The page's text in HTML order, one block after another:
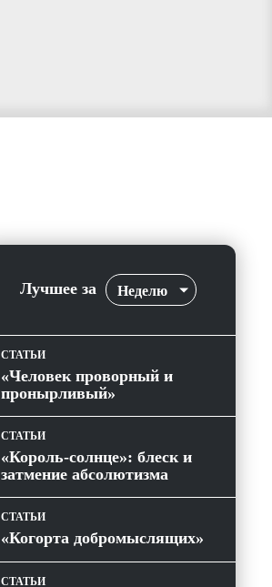
Лучшее за Неделю
СТАТЬИ
«Человек проворный и
пронырливый»
СТАТЬИ
«Король-солнце»: блеск и
затмение абсолютизма
СТАТЬИ
«Когорта добромыслящих»
СТАТЬИ